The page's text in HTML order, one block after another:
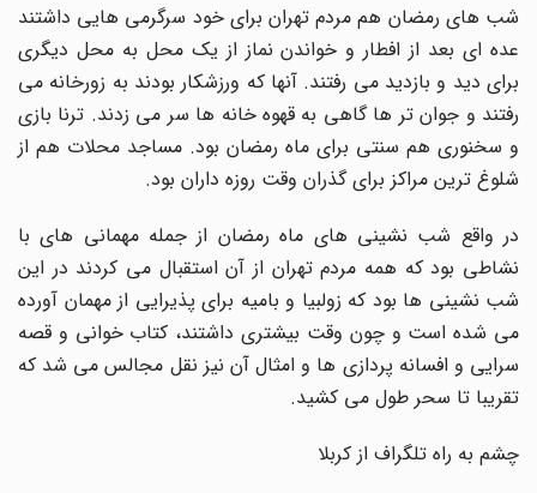
شب های رمضان هم مردم تهران برای خود سرگرمی هایی داشتند
عده ای بعد از افطار و خواندن نماز از یک محل به محل دیگری
برای دید و بازدید می رفتند. آنها که ورزشکار بودند به زورخانه می
رفتند و جوان تر ها گاهی به قهوه خانه ها سر می زدند. ترنا بازی
و سخنوری هم سنتی برای ماه رمضان بود. مساجد محلات هم از
شلوغ ترین مراکز برای گذران وقت روزه داران بود.
در واقع شب نشینی های ماه رمضان از جمله مهمانی های با
نشاطی بود که همه مردم تهران از آن استقبال می کردند در این
شب نشینی ها بود که زولبیا و بامیه برای پذیرایی از مهمان آورده
می شده است و چون وقت بیشتری داشتند، کتاب خوانی و قصه
سرایی و افسانه پردازی ها و امثال آن نیز نقل مجالس می شد که
تقریبا تا سحر طول می کشید.
چشم به راه تلگراف از کربلا